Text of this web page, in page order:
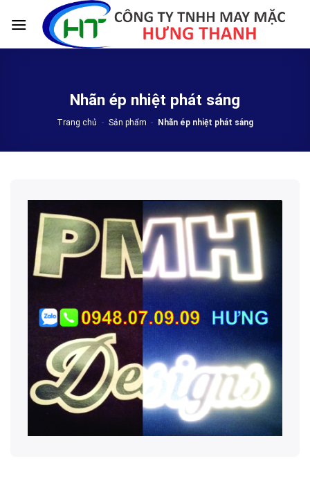
Nhãn ép nhiệt phát sáng
Trang chủ - Sản phẩm - Nhãn ép nhiệt phát sáng